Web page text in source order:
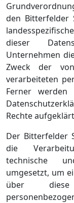
den Bitterfelder
dieser
Unternehmen
Zweck der
verarbeiteten
Ferner werden
Rechte
Der Bitterfelder
die
technische
umgesetzt, um
über diese